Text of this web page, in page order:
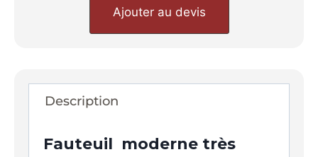
Ajouter au devis
Description
Fauteuil moderne très